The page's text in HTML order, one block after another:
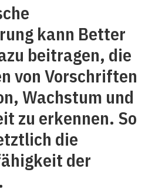
kann Better
beitragen, die
von Vorschriften
Wachstum und
zu erkennen. So
die
der